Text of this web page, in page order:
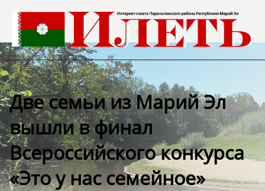
Две семьи из Марий Эл
вышли в финал
Всероссийского конкурса
«Это у нас семейное»